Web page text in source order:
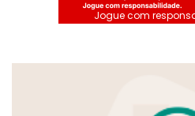
Jogue com